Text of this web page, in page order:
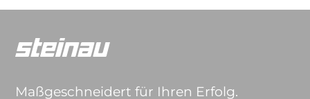
Maßgeschneidert für Ihren Erfolg.